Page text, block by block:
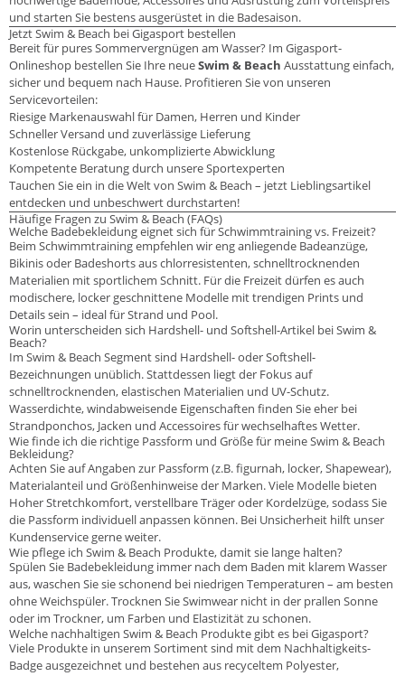
und starten Sie bestens ausgerüstet in die Badesaison.
Jetzt Swim & Beach bei Gigasport bestellen
Bereit für pures Sommervergnügen am Wasser? Im Gigasport-
Onlineshop bestellen Sie Ihre neueSwim & Beach Ausstattung einfach,
sicher und bequem nach Hause. Profitieren Sie von unseren
Servicevorteilen:
Riesige Markenauswahl für Damen, Herren und Kinder
Schneller Versand und zuverlässige Lieferung
Kostenlose Rückgabe, unkomplizierte Abwicklung
Kompetente Beratung durch unsere Sportexperten
Tauchen Sie ein in die Welt von Swim & Beach – jetzt Lieblingsartikel
entdecken und unbeschwert durchstarten!
Häufige Fragen zu Swim & Beach (FAQs)
Welche Badebekleidung eignet sich für Schwimmtraining vs. Freizeit?
Beim Schwimmtraining empfehlen wir eng anliegende Badeanzüge,
Bikinis oder Badeshorts aus chlorresistenten, schnelltrocknenden
Materialien mit sportlichem Schnitt. Für die Freizeit dürfen es auch
modischere, locker geschnittene Modelle mit trendigen Prints und
Details sein – ideal für Strand und Pool.
Worin unterscheiden sich Hardshell- und Softshell-Artikel bei Swim &
Beach?
Im Swim & Beach Segment sind Hardshell- oder Softshell-
Bezeichnungen unüblich. Stattdessen liegt der Fokus auf
schnelltrocknenden, elastischen Materialien und UV-Schutz.
Wasserdichte, windabweisende Eigenschaften finden Sie eher bei
Strandponchos, Jacken und Accessoires für wechselhaftes Wetter.
Wie finde ich die richtige Passform und Größe für meine Swim & Beach
Bekleidung?
Achten Sie auf Angaben zur Passform (z.B. figurnah, locker, Shapewear),
Materialanteil und Größenhinweise der Marken. Viele Modelle bieten
Hoher Stretchkomfort, verstellbare Träger oder Kordelzüge, sodass Sie
die Passform individuell anpassen können. Bei Unsicherheit hilft unser
Kundenservice gerne weiter.
Wie pflege ich Swim & Beach Produkte, damit sie lange halten?
Spülen Sie Badebekleidung immer nach dem Baden mit klarem Wasser
aus, waschen Sie sie schonend bei niedrigen Temperaturen – am besten
ohne Weichspüler. Trocknen Sie Swimwear nicht in der prallen Sonne
oder im Trockner, um Farben und Elastizität zu schonen.
Welche nachhaltigen Swim & Beach Produkte gibt es bei Gigasport?
Viele Produkte in unserem Sortiment sind mit dem Nachhaltigkeits-
Badge ausgezeichnet und bestehen aus recyceltem Polyester,